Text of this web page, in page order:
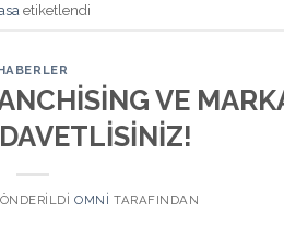
etiketlendi
VE
OMNI TARAFINDAN